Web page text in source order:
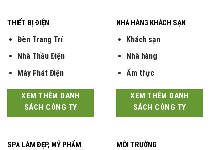
THIẾT BỊ ĐIỆN
Đèn Trang Trí
Nhà Thầu Điện
Máy Phát Điện
XEM THÊM DANH
SÁCH CÔNG TY
NHÀ HÀNG KHÁCH SẠN
Khách sạn
Nhà hàng
Ẩm thực
XEM THÊM DANH
SÁCH CÔNG TY
SPA LÀM ĐẸP, MỸ PHẨM MÔI TRƯỜNG